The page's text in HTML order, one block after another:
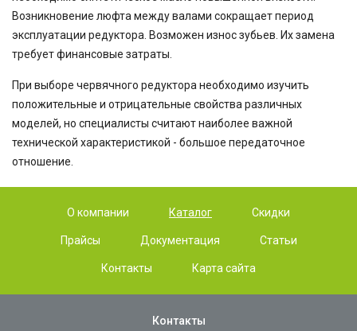
Возникновение люфта между валами сокращает период
эксплуатации редуктора. Возможен износ зубьев. Их замена
требует финансовые затраты.
При выборе червячного редуктора необходимо изучить
положительные и отрицательные свойства различных
моделей, но специалисты считают наиболее важной
технической характеристикой - большое передаточное
отношение.
О компании Каталог Скидки
Прайсы Документация Статьи
Контакты Карта сайта
Контакты